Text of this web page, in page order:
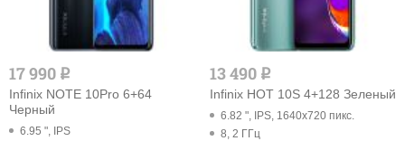
17 990 q
Infinix NOTE 10Pro 6+64
Черный
6.95 ", IPS
13 490 q
Infinix HOT 10S 4+128 Зеленый
6.82 ", IPS, 1640x720 пикс.
8, 2 ГГц